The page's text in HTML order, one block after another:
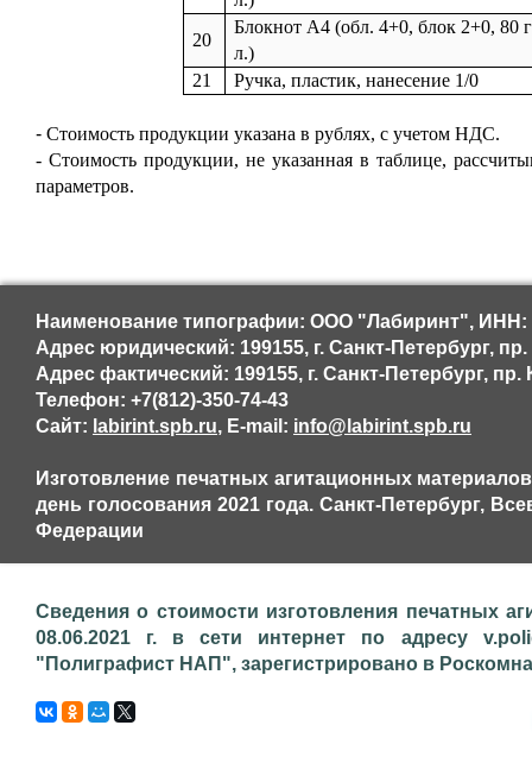
20
Блокнот А4 (обл. 4+0, блок 2+0, 80
л.)
21
Ручка, пластик, нанесение 1/0
- Стоимость продукции указана в рублях, с учетом НДС.
- Стоимость продукции, не указанная в таблице,
параметров.
Наименование типографии: ООО "Лабиринт", ИНН:
Адрес юридический: 199155, г. Санкт-Петербург,
Адрес фактический: 199155, г. Санкт-Петербург,
Телефон: +7(812)-350-74-43
Сайт: labirint.spb.ru, E-mail: info@labirint.spb.ru
Изготовление печатных агитационных
день голосования 2021 года. Санкт-Петербург,
Федерации
Сведения о стоимости изготовления печатных
08.06.2021 г. в сети интернет по адресу
"Полиграфист НАП", зарегистрировано в